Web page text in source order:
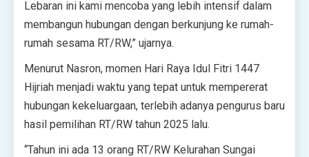
Lebaran ini kami mencoba yang lebih intensif dalam
membangun hubungan dengan berkunjung ke rumah-
rumah sesama RT/RW,” ujarnya.
Menurut Nasron, momen Hari Raya Idul Fitri 1447
Hijriah menjadi waktu yang tepat untuk mempererat
hubungan kekeluargaan, terlebih adanya pengurus baru
hasil pemilihan RT/RW tahun 2025 lalu.
“Tahun ini ada 13 orang RT/RW Kelurahan Sungai